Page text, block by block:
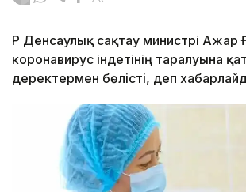
ҚР Денсаулық сақтау министрі Ажар
коронавирус індетінің таралуына
деректермен бөлісті, деп